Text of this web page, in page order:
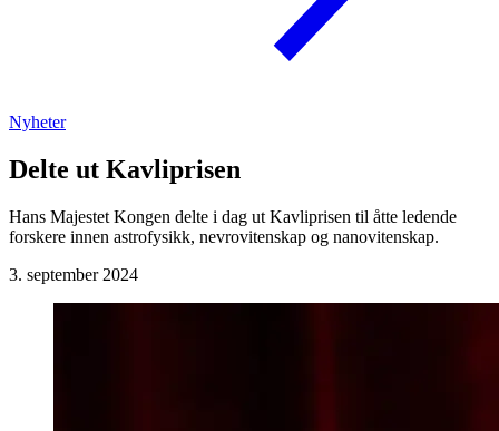
Nyheter
Delte ut Kavliprisen
Hans Majestet Kongen delte i dag ut Kavliprisen til åtte ledende
forskere innen astrofysikk, nevrovitenskap og nanovitenskap.
3. september 2024